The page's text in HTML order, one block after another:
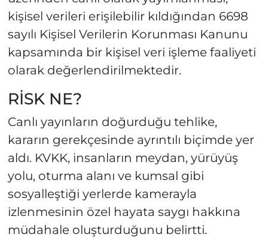
kişisel verileri erişilebilir kıldığından 6698
sayılı Kişisel Verilerin Korunması Kanunu
kapsamında bir kişisel veri işleme faaliyeti
olarak değerlendirilmektedir.
RİSK NE?
Canlı yayınların doğurduğu tehlike,
kararın gerekçesinde ayrıntılı biçimde yer
aldı. KVKK, insanların meydan, yürüyüş
yolu, oturma alanı ve kumsal gibi
sosyalleştiği yerlerde kamerayla
izlenmesinin özel hayata saygı hakkına
müdahale oluşturduğunu belirtti.